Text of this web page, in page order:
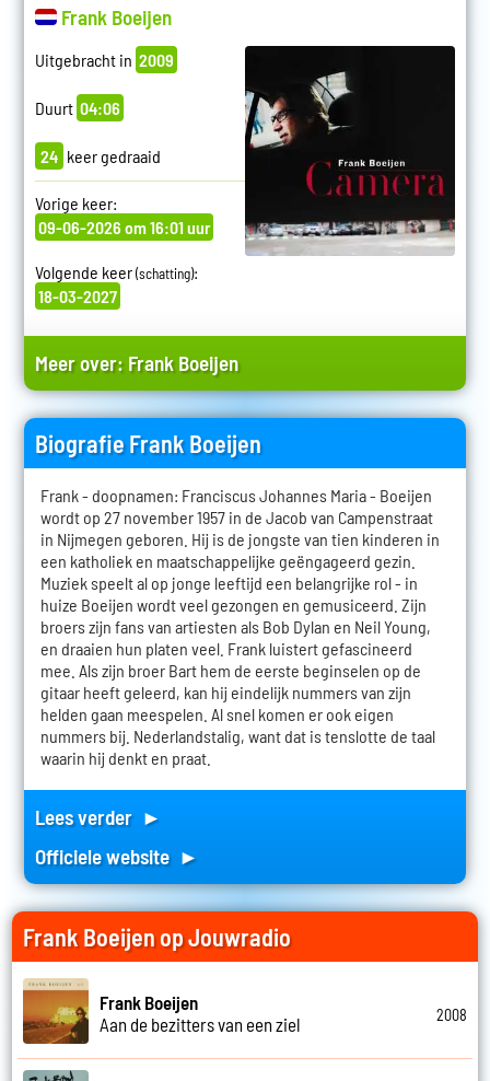
Frank Boeijen
Uitgebracht in 2009
Duurt 04:06
24 keer gedraaid
Vorige keer:
09-06-2026 om 16:01 uur
Volgende keer(schatting):
18-03-2027
Meer over: Frank Boeijen
Biografie Frank Boeijen
Frank - doopnamen: Franciscus Johannes Maria - Boeijen
wordt op 27 november 1957 in de Jacob van Campenstraat
in Nijmegen geboren. Hij is de jongste van tien kinderen in
een katholiek en maatschappelijke geëngageerd gezin.
Muziek speelt al op jonge leeftijd een belangrijke rol - in
huize Boeijen wordt veel gezongen en gemusiceerd. Zijn
broers zijn fans van artiesten als Bob Dylan en Neil Young,
en draaien hun platen veel. Frank luistert gefascineerd
mee. Als zijn broer Bart hem de eerste beginselen op de
gitaar heeft geleerd, kan hij eindelijk nummers van zijn
helden gaan meespelen. Al snel komen er ook eigen
nummers bij. Nederlandstalig, want dat is tenslotte de taal
waarin hij denkt en praat.
Lees verder ►
Officiele website ►
Frank Boeijen op Jouwradio
Frank Boeijen
Aan de bezitters van een ziel
2008